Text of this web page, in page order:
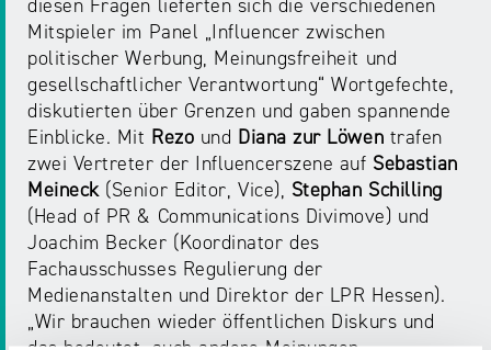
diesen Fragen lieferten sich die verschiedenen
Mitspieler im Panel „Influencer zwischen
politischer Werbung, Meinungsfreiheit und
gesellschaftlicher Verantwortung“ Wortgefechte,
diskutierten über Grenzen und gaben spannende
Einblicke. Mit Rezo und Diana zur Löwen trafen
zwei Vertreter der Influencerszene auf Sebastian
Meineck(Senior Editor, Vice), Stephan Schilling
(Head of PR & Communications Divimove) und
Joachim Becker (Koordinator des
Fachausschusses Regulierung der
Medienanstalten und Direktor der LPR Hessen).
„Wir brauchen wieder öffentlichen Diskurs und